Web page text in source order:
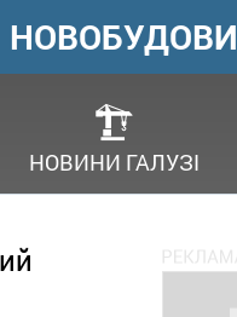
НОВИНИ ГАЛУЗІ
НОВОБУДОВИ